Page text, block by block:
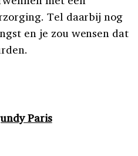
Tel daarbij nog
en je zou wensen dat
Paris